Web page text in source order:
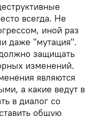
всегда. Не
иной раз
даже "мутация".
защищать
изменений.
являются
а какие ведут в
в диалог со
общую